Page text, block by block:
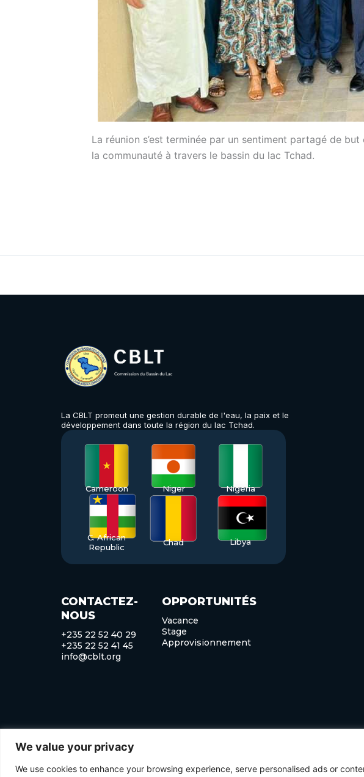
We value your privacy
We use cookies to enhance your browsing experience, serve personalised ads or
La réunion s’est terminée par un sentiment partagé de
la communauté à travers le bassin du lac Tchad.
La CBLT promeut une gestion durable de l'eau, la paix et le
développement dans toute la région du lac Tchad.
Cameroon Niger Nigeria
C. African
Republic
Chad Libya
CONTACTEZ-
NOUS
+235 22 52 40 29
+235 22 52 41 45
info@cblt.org
OPPORTUNITÉS
Vacance
Stage
Approvisionnement
©Copyright 2025 Commission du bassin du lac Tchad. Tous droits